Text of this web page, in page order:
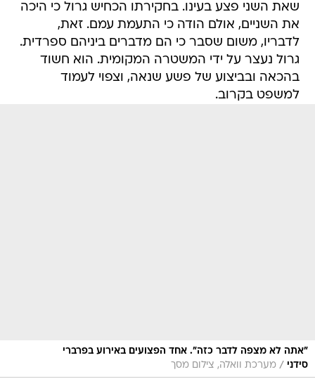
שאת השני פצע בעינו. בחקירתו הכחיש גרול כי היכה
את השניים, אולם הודה כי התעמת עמם. זאת,
לדבריו, משום שסבר כי הם מדברים ביניהם ספרדית.
גרול נעצר על ידי המשטרה המקומית. הוא חשוד
בהכאה ובביצוע של פשע שנאה, וצפוי לעמוד
למשפט בקרוב.
"אתה לא מצפה לדבר כזה". אחד הפצועים באירוע בפרברי
סידני / מערכת וואלה, צילום מסך